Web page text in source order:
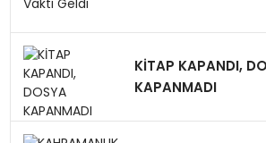
KİTAP KAPANDI,
KAPANMADI